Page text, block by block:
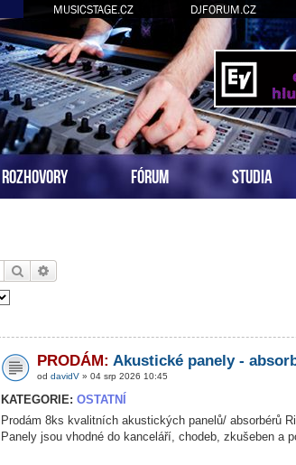
MUSICSTAGE.CZ DJFORUM.CZ
ROZHOVORY FÓRUM STUDIA
Hledat
PRODÁM: Akustické panely -
od davidV » 04 srp 2026 10:45
KATEGORIE: OSTATNÍ
Prodám 8ks kvalitních akustických panelů/ absorbérů
Panely jsou vhodné do kanceláří, chodeb, zkušeben a